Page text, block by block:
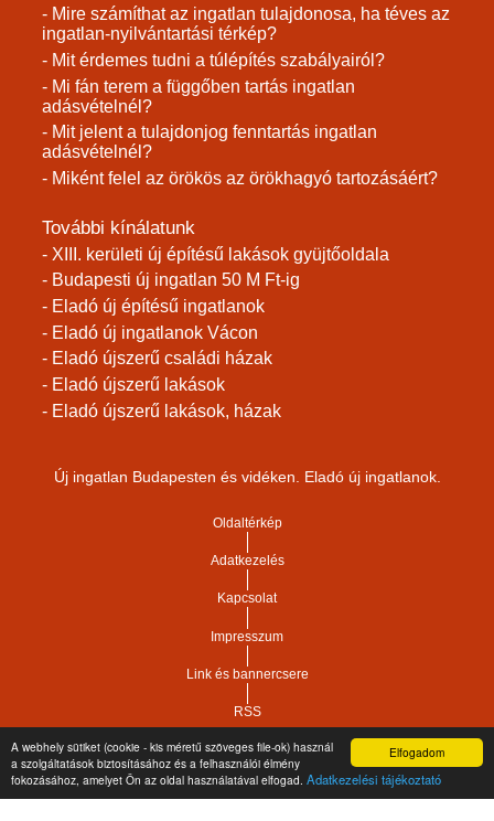
Elfogadom
A webhely sütiket (cookie - kis méretű szöveges file-ok) használ
a szolgáltatások biztosításához és a felhasználói élmény
fokozásához, amelyet Ön az oldal használatával elfogad. Adatkezelési tájékoztató
- Mire számíthat az ingatlan tulajdonosa, ha téves az
ingatlan-nyilvántartási térkép?
- Mit érdemes tudni a túlépítés szabályairól?
- Mi fán terem a függőben tartás ingatlan
adásvételnél?
- Mit jelent a tulajdonjog fenntartás ingatlan
adásvételnél?
- Miként felel az örökös az örökhagyó tartozásáért?
További kínálatunk
- XIII. kerületi új építésű lakások gyüjtőoldala
- Budapesti új ingatlan 50 M Ft-ig
- Eladó új építésű ingatlanok
- Eladó új ingatlanok Vácon
- Eladó újszerű családi házak
- Eladó újszerű lakások
- Eladó újszerű lakások, házak
Új ingatlan Budapesten és vidéken. Eladó új ingatlanok.
Oldaltérkép
Adatkezelés
Kapcsolat
Impresszum
Link és bannercsere
RSS
Copyright © 2021.Vár-Köz Kft. - Ingatlan nyilvántartó, ügyviteli és
adminisztrációs szoftver